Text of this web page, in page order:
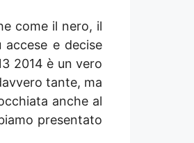
come il nero, il
e decise
2014 è un vero
tante, ma
anche al
presentato